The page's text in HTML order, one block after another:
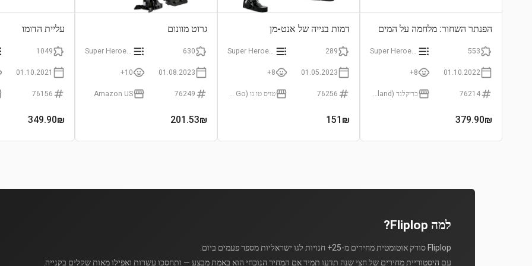
הפנתר השחור: מלחמה על המים
553
01.10.2022
8+
76214
379.90₪
דמות בנייה של אנט-מן
289
01.05.2023
8+
76256
151 ₪
גרוט מוונום
630
01.08.2023
10+
76249
Amazon US
201.53₪
עליית הדומו
1049
01.10.2021
76156
349.90₪
למה Fliplop?
Fliplop סורק אוטומטית מחירים מ-25+ חנויות לגו ישראליות מספר פעמים ביום.
עם היסטוריית מחירים של חצי שנה תדעו תמיד אם המחיר הנוכחי הוא באמת מבצע — ותחסכו עשרות ואפילו מאות שקלים בקנייה.